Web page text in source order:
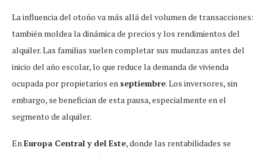
La influencia del otoño va más allá del volumen de transacciones:
también moldea la dinámica de precios y los rendimientos del
alquiler. Las familias suelen completar sus mudanzas antes del
inicio del año escolar, lo que reduce la demanda de vivienda
ocupada por propietarios en septiembre. Los inversores, sin
embargo, se benefician de esta pausa, especialmente en el
segmento de alquiler.
EnEuropa Central y del Este, donde las rentabilidades se